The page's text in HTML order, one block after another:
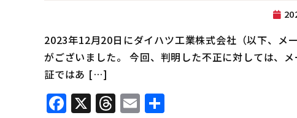
2023年12月20日にダイハツ工業株式会社（以下、メ
がございました。 今回、判明した不正に対しては、
証ではあ […]
Facebook
X Threads
Email